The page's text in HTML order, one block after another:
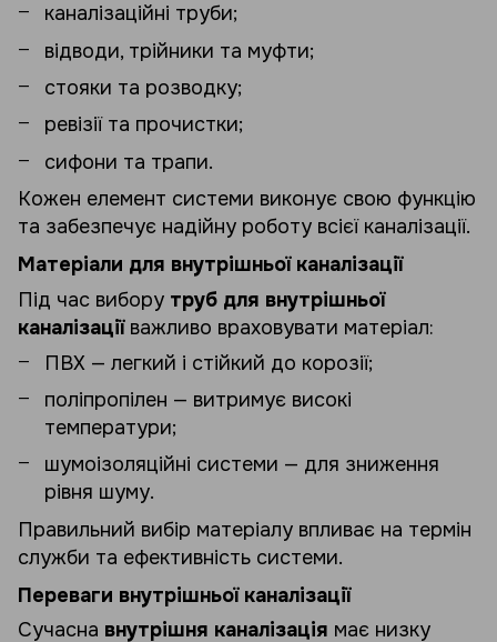
каналізаційні труби;
відводи, трійники та муфти;
стояки та розводку;
ревізії та прочистки;
сифони та трапи.
Кожен елемент системи виконує свою функцію
та забезпечує надійну роботу всієї каналізації.
Матеріали для внутрішньої каналізації
Під час вибору труб для внутрішньої
каналізаціїважливо враховувати матеріал:
ПВХ — легкий і стійкий до корозії;
поліпропілен — витримує високі
температури;
шумоізоляційні системи — для зниження
рівня шуму.
Правильний вибір матеріалу впливає на термін
служби та ефективність системи.
Переваги внутрішньої каналізації
Сучасна внутрішня каналізація має низку